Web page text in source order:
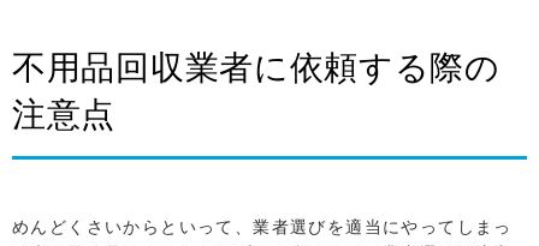
不用品回収業者に依頼する際の
注意点
めんどくさいからといって、業者選びを適当にやってしまっ